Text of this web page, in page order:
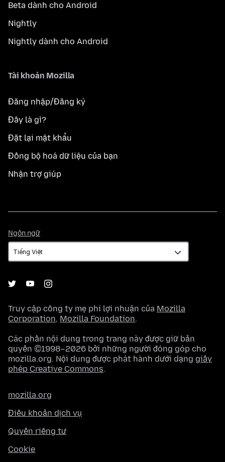
Beta dành cho Android
Nightly
Nightly dành cho Android
Tài khoản Mozilla
Đăng nhập/Đăng ký
Đây là gì?
Đặt lại mật khẩu
Đồng bộ hoá dữ liệu của bạn
Nhận trợ giúp
Ngôn ngữ
ngữ
Truy cập công ty mẹ phi lợi nhuận của Mozilla
Corporation, Mozilla Foundation.
Các phần nội dung trong trang này được giữ bản
quyền ©1998–2026 bởi những người đóng góp cho
mozilla.org. Nội dung được phát hành dưới dạng giấy
phép Creative Commons.
mozilla.org
Điều khoản dịch vụ
Quyền riêng tư
Cookie